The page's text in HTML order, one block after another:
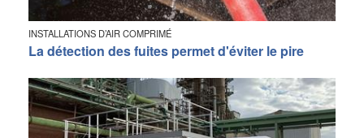
INSTALLATIONS D’AIR COMPRIMÉ
La détection des fuites permet d'éviter le pire